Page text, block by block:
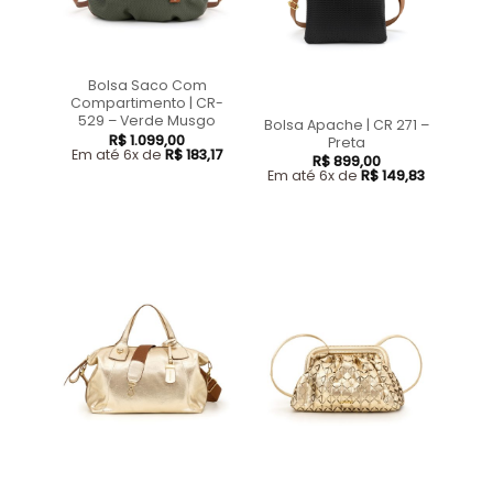
Bolsa Saco Com
Compartimento | CR-
529 – Verde Musgo
R$1.099,00
Em até 6x de R$183,17
Bolsa Apache | CR 271 –
Preta
R$899,00
Em até 6x de R$149,83